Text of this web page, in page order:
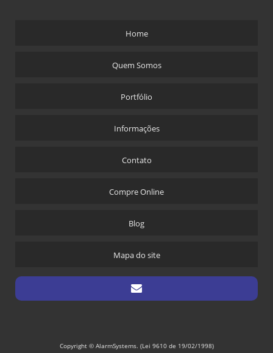
Home
Quem Somos
Portfólio
Informações
Contato
Compre Online
Blog
Mapa do site
Copyright © AlarmSystems. (Lei 9610 de 19/02/1998)